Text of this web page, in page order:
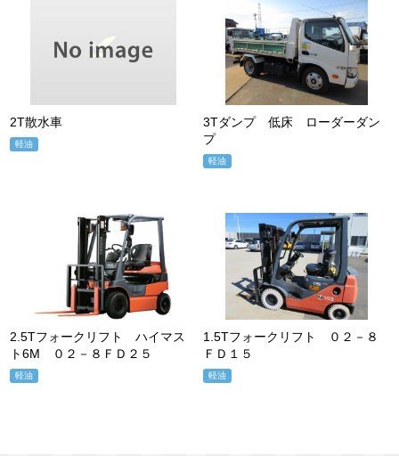
2T散水車
軽油
3Tダンプ 低床 ローダーダン
プ
軽油
2.5Tフォークリフト ハイマス
ト6M ０２－８ＦＤ２５
軽油
1.5Tフォークリフト ０２－８
ＦＤ１５
軽油